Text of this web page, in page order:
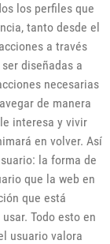
los perfiles que
tanto desde el
a través
diseñadas a
necesarias
de manera
interesa y vivir
en volver. Así
la forma de
que la web en
que está
Todo esto en
usuario valora